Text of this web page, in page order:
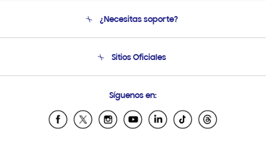
Soporte
¿Necesitas soporte?
Soporte vía eMail
Sitios Oficiales
Samsung Ecuador
Samsung El Salvador
Síguenos en: